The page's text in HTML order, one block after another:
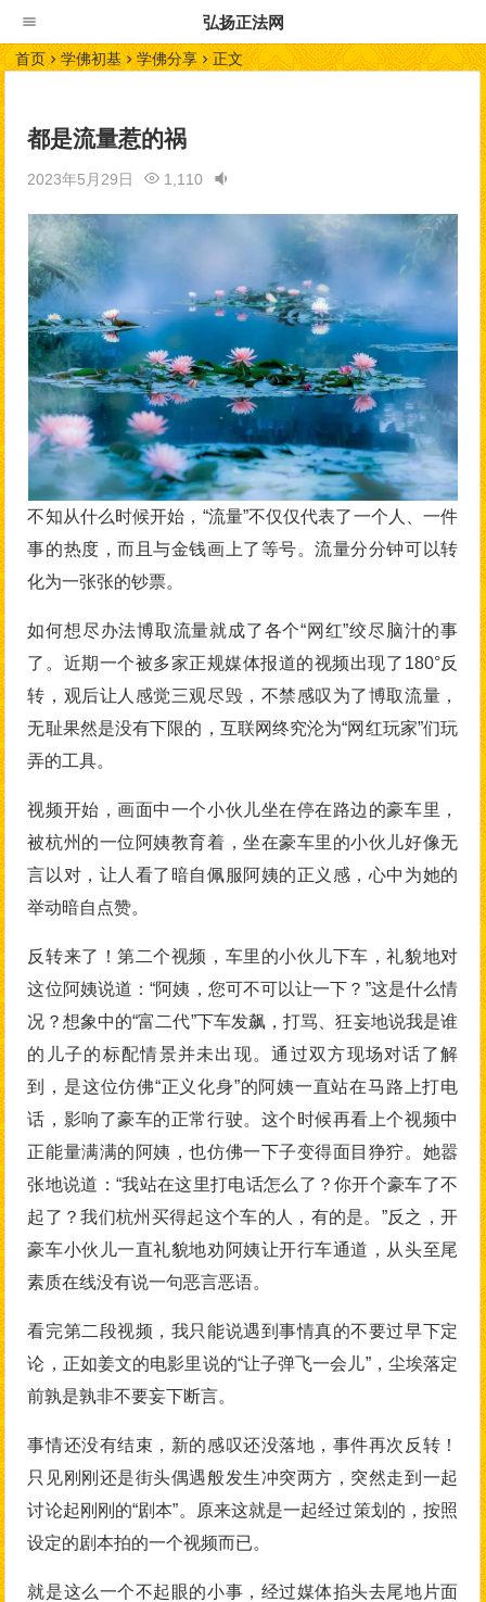
弘扬正法网
首页 学佛初基 学佛分享 正文
都是流量惹的祸
2023年5月29日 1,110
不知从什么时候开始，“流量”不仅仅代表了一个人、一件
事的热度，而且与金钱画上了等号。流量分分钟可以转
化为一张张的钞票。
如何想尽办法博取流量就成了各个“网红”绞尽脑汁的事
了。近期一个被多家正规媒体报道的视频出现了180°反
转，观后让人感觉三观尽毁，不禁感叹为了博取流量，
无耻果然是没有下限的，互联网终究沦为“网红玩家”们玩
弄的工具。
视频开始，画面中一个小伙儿坐在停在路边的豪车里，
被杭州的一位阿姨教育着，坐在豪车里的小伙儿好像无
言以对，让人看了暗自佩服阿姨的正义感，心中为她的
举动暗自点赞。
反转来了！第二个视频，车里的小伙儿下车，礼貌地对
这位阿姨说道：“阿姨，您可不可以让一下？”这是什么情
况？想象中的“富二代”下车发飙，打骂、狂妄地说我是谁
的儿子的标配情景并未出现。通过双方现场对话了解
到，是这位仿佛“正义化身”的阿姨一直站在马路上打电
话，影响了豪车的正常行驶。这个时候再看上个视频中
正能量满满的阿姨，也仿佛一下子变得面目狰狞。她嚣
张地说道：“我站在这里打电话怎么了？你开个豪车了不
起了？我们杭州买得起这个车的人，有的是。”反之，开
豪车小伙儿一直礼貌地劝阿姨让开行车通道，从头至尾
素质在线没有说一句恶言恶语。
看完第二段视频，我只能说遇到事情真的不要过早下定
论，正如姜文的电影里说的“让子弹飞一会儿”，尘埃落定
前孰是孰非不要妄下断言。
事情还没有结束，新的感叹还没落地，事件再次反转！
只见刚刚还是街头偶遇般发生冲突两方，突然走到一起
讨论起刚刚的“剧本”。原来这就是一起经过策划的，按照
设定的剧本拍的一个视频而已。
就是这么一个不起眼的小事，经过媒体掐头去尾地片面